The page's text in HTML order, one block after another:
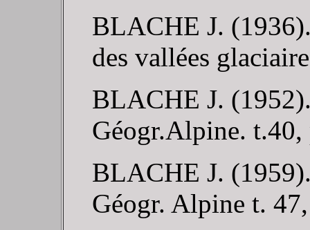
BLACHE J.
des vallées
BLACHE J.
Géogr.Alpine.
BLACHE J.
Géogr. Alpine t.